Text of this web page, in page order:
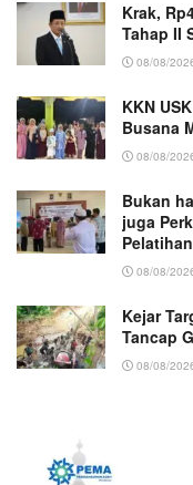
Krak,
Tahap II
08/08/
KKN
Busana
08/08/
Bukan
juga
08/08/
Kejar
Tancap
08/08/